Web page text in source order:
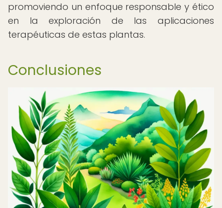
promoviendo un enfoque responsable y ético
en la exploración de las aplicaciones
terapéuticas de estas plantas.
Conclusiones